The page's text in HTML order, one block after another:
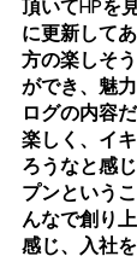
頂いてHPを
に更新して
方の楽しそ
ができ、魅
ログの内容
楽しく、イ
ろうなと感
プンという
んなで創り
感じ、入社